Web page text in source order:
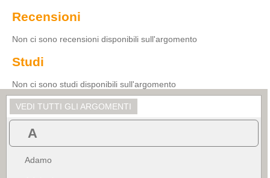
Recensioni
Non ci sono recensioni disponibili sull'argomento
Studi
Non ci sono studi disponibili sull'argomento
VEDI TUTTI GLI ARGOMENTI
A
Adamo